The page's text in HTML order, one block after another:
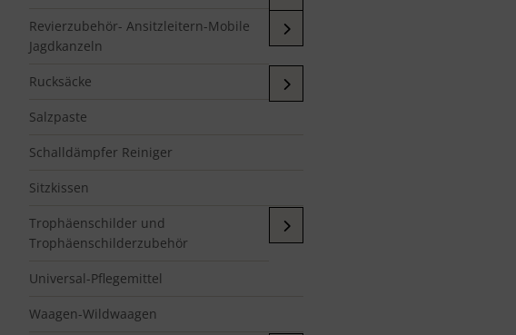
Revierzubehör- Ansitzleitern-Mobile
Jagdkanzeln
Rucksäcke
Salzpaste
Schalldämpfer Reiniger
Sitzkissen
Trophäenschilder und
Trophäenschilderzubehör
Universal-Pflegemittel
Waagen-Wildwaagen